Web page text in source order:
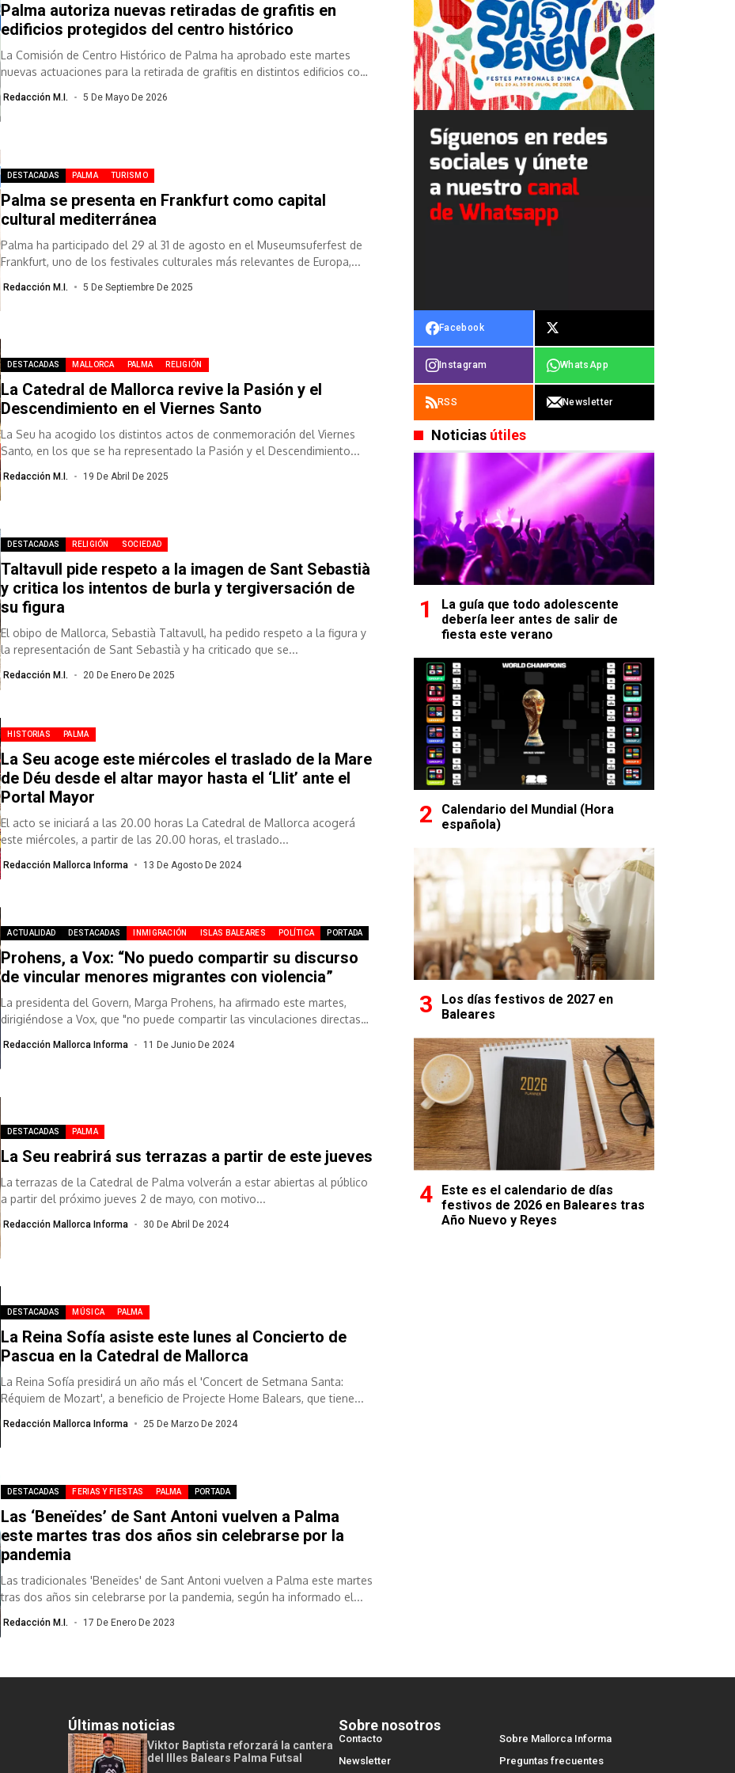
Palma autoriza nuevas retiradas de grafitis en
edificios protegidos del centro histórico
La Comisión de Centro Histórico de Palma ha aprobado este martes
nuevas actuaciones para la retirada de grafitis en distintos edificios con
Redacción M.I. 5 De Mayo De 2026
DESTACADAS PALMA TURISMO
Palma se presenta en Frankfurt como capital
cultural mediterránea
Palma ha participado del 29 al 31 de agosto en el Museumsuferfest de
Frankfurt, uno de los festivales culturales más relevantes de Europa,...
Redacción M.I. 5 De Septiembre De 2025
DESTACADAS MALLORCA PALMA RELIGIÓN
La Catedral de Mallorca revive la Pasión y el
Descendimiento en el Viernes Santo
La Seu ha acogido los distintos actos de conmemoración del Viernes
Santo, en los que se ha representado la Pasión y el Descendimiento...
Redacción M.I. 19 De Abril De 2025
DESTACADAS RELIGIÓN SOCIEDAD
Taltavull pide respeto a la imagen de Sant Sebastià
y critica los intentos de burla y tergiversación de
su figura
El obipo de Mallorca, Sebastià Taltavull, ha pedido respeto a la figura y
la representación de Sant Sebastià y ha criticado que se...
Redacción M.I. 20 De Enero De 2025
HISTORIAS PALMA
La Seu acoge este miércoles el traslado de la Mare
de Déu desde el altar mayor hasta el ‘Llit’ ante el
Portal Mayor
El acto se iniciará a las 20.00 horas La Catedral de Mallorca acogerá
este miércoles, a partir de las 20.00 horas, el traslado...
Redacción Mallorca Informa 13 De Agosto De 2024
ACTUALIDAD DESTACADAS INMIGRACIÓN ISLAS BALEARES POLÍTICA PORTADA
Prohens, a Vox: “No puedo compartir su discurso
de vincular menores migrantes con violencia”
La presidenta del Govern, Marga Prohens, ha afirmado este martes,
dirigiéndose a Vox, que "no puede compartir las vinculaciones directas
Redacción Mallorca Informa 11 De Junio De 2024
DESTACADAS PALMA
La Seu reabrirá sus terrazas a partir de este jueves
La terrazas de la Catedral de Palma volverán a estar abiertas al público
a partir del próximo jueves 2 de mayo, con motivo...
Redacción Mallorca Informa 30 De Abril De 2024
DESTACADAS MÚSICA PALMA
La Reina Sofía asiste este lunes al Concierto de
Pascua en la Catedral de Mallorca
La Reina Sofía presidirá un año más el 'Concert de Setmana Santa:
Réquiem de Mozart', a beneficio de Projecte Home Balears, que tiene...
Redacción Mallorca Informa 25 De Marzo De 2024
DESTACADAS FERIAS Y FIESTAS PALMA PORTADA
Las ‘Beneïdes’ de Sant Antoni vuelven a Palma
este martes tras dos años sin celebrarse por la
pandemia
Las tradicionales 'Beneïdes' de Sant Antoni vuelven a Palma este martes
tras dos años sin celebrarse por la pandemia, según ha informado el...
Redacción M.I. 17 De Enero De 2023
Facebook
Instagram WhatsApp
RSS Newsletter
Noticias útiles
La guía que todo adolescente
debería leer antes de salir de
fiesta este verano
Calendario del Mundial (Hora
española)
Los días festivos de 2027 en
Baleares
Este es el calendario de días
festivos de 2026 en Baleares tras
Año Nuevo y Reyes
Últimas noticias
Viktor Baptista reforzará la cantera
del Illes Balears Palma Futsal
Sobre nosotros
Contacto
Sobre Mallorca Informa
Newsletter
Preguntas frecuentes